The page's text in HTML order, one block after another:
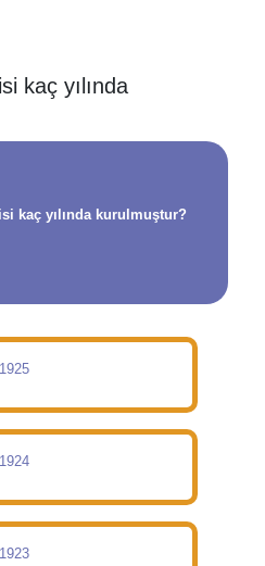
kaç yılında
kaç yılında kurulmuştur?
1925
1924
1923